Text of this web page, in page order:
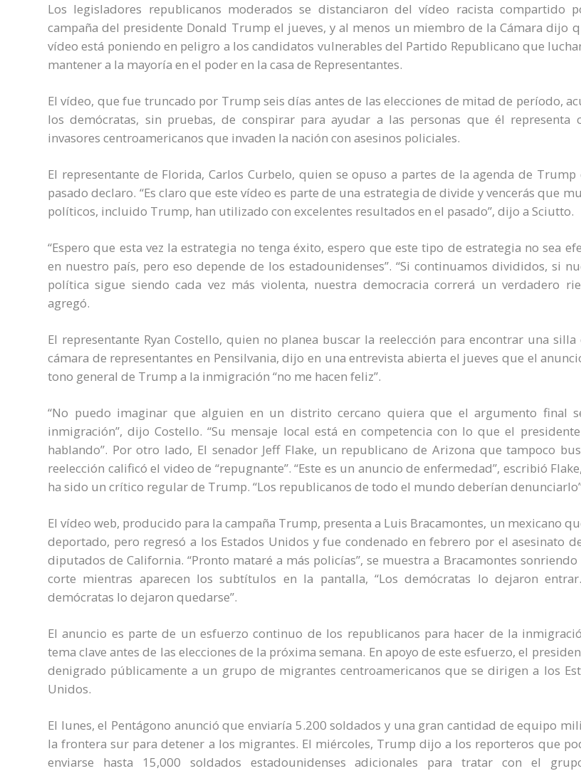
Los legisladores republicanos moderados se distanciaron del vídeo racista compartido
campaña del presidente Donald Trump el jueves, y al menos un miembro de la Cámara dijo
vídeo está poniendo en peligro a los candidatos vulnerables del Partido Republicano que
mantener a la mayoría en el poder en la casa de Representantes.
El vídeo, que fue truncado por Trump seis días antes de las elecciones de mitad de período,
los demócratas, sin pruebas, de conspirar para ayudar a las personas que él representa
invasores centroamericanos que invaden la nación con asesinos policiales.
El representante de Florida, Carlos Curbelo, quien se opuso a partes de la agenda de Trump
pasado declaro. “Es claro que este vídeo es parte de una estrategia de divide y vencerás que
políticos, incluido Trump, han utilizado con excelentes resultados en el pasado”, dijo a Sciutto.
“Espero que esta vez la estrategia no tenga éxito, espero que este tipo de estrategia no sea
en nuestro país, pero eso depende de los estadounidenses”. “Si continuamos divididos, si
política sigue siendo cada vez más violenta, nuestra democracia correrá un verdadero
agregó.
El representante Ryan Costello, quien no planea buscar la reelección para encontrar una silla
cámara de representantes en Pensilvania, dijo en una entrevista abierta el jueves que el
tono general de Trump a la inmigración “no me hacen feliz”.
“No puedo imaginar que alguien en un distrito cercano quiera que el argumento final
inmigración”, dijo Costello. “Su mensaje local está en competencia con lo que el
hablando”. Por otro lado, El senador Jeff Flake, un republicano de Arizona que tampoco
reelección calificó el video de “repugnante”. “Este es un anuncio de enfermedad”, escribió
ha sido un crítico regular de Trump. “Los republicanos de todo el mundo deberían
El vídeo web, producido para la campaña Trump, presenta a Luis Bracamontes, un mexicano
deportado, pero regresó a los Estados Unidos y fue condenado en febrero por el asesinato
diputados de California. “Pronto mataré a más policías”, se muestra a Bracamontes sonriendo
corte mientras aparecen los subtítulos en la pantalla, “Los demócratas lo dejaron
demócratas lo dejaron quedarse”.
El anuncio es parte de un esfuerzo continuo de los republicanos para hacer de la
tema clave antes de las elecciones de la próxima semana. En apoyo de este esfuerzo, el
denigrado públicamente a un grupo de migrantes centroamericanos que se dirigen a los
Unidos.
El lunes, el Pentágono anunció que enviaría 5.200 soldados y una gran cantidad de equipo
la frontera sur para detener a los migrantes. El miércoles, Trump dijo a los reporteros que
enviarse hasta 15,000 soldados estadounidenses adicionales para tratar con el